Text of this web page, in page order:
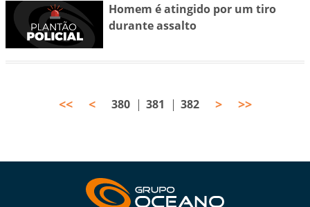
Homem é atingido por um tiro
durante assalto
<< < 380 381 382 > >>